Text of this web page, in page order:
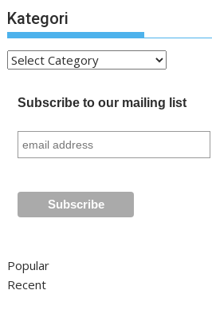
Kategori
Kategori
Subscribe to our mailing list
Popular
Recent